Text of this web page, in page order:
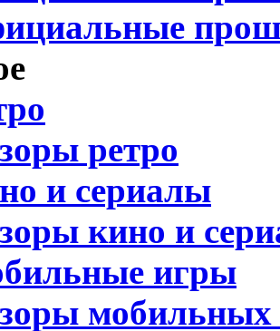
ретро
и сериалы
кино и
игры
мобильных